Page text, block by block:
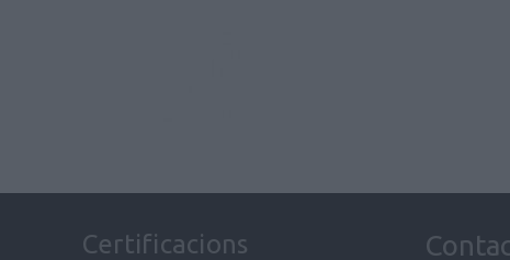
Certificacions